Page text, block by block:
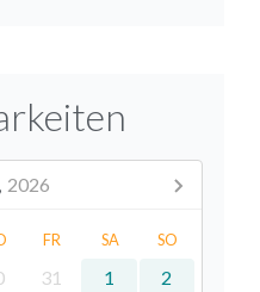
2026
FR SA SO
31 1
2